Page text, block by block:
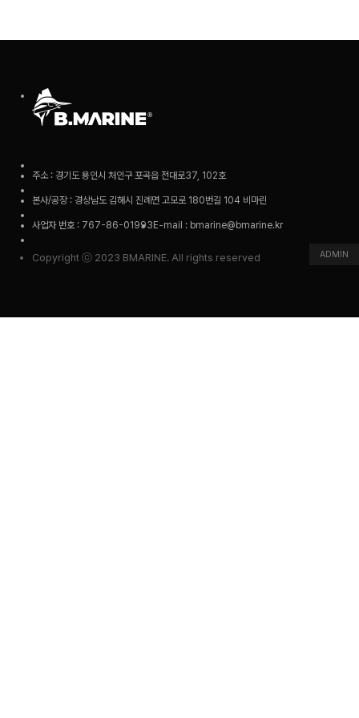
주소 : 경기도 용인시 처인구 포곡읍 전대로37, 102호
본사/공장 : 경상남도 김해시 진례면 고모로 180번길 104 비마린
사업자 번호 : 767-86-01993 E-mail : bmarine@bmarine.kr
Copyright ⓒ 2023 BMARINE. All rights reserved ADMIN